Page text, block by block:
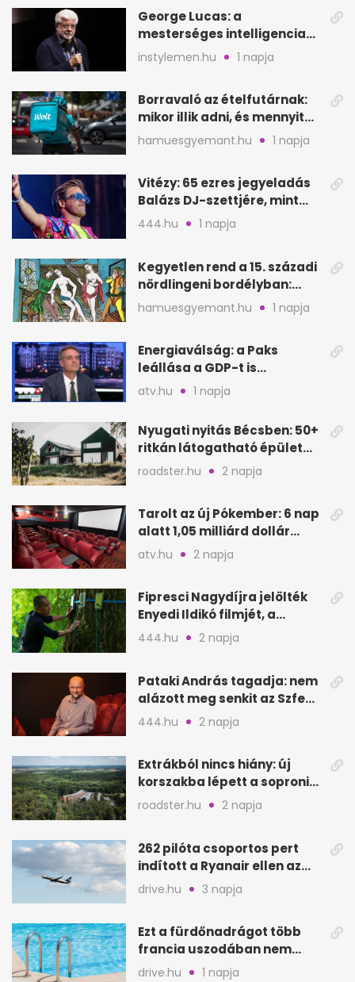
George Lucas: a
mesterséges intelligencia
lehet Hollywood következő
lépése
instylemen.hu 1 napja
Borravaló az ételfutárnak:
mikor illik adni, és mennyit
rendeléskor?
hamuesgyemant.hu 1 napja
Vitézy: 65 ezres jegyeladás
Balázs DJ-szettjére, mint
metró nélküli Puskás-meccs
444.hu 1 napja
Kegyetlen rend a 15. századi
nördlingeni bordélyban:
verés, éheztetés
hamuesgyemant.hu 1 napja
Energiaválság: a Paks
leállása a GDP-t is
megütheti, int az
Oeconomus
atv.hu 1 napja
Nyugati nyitás Bécsben: 50+
ritkán látogatható épület
nyílik meg
roadster.hu 2 napja
Tarolt az új Pókember: 6 nap
alatt 1,05 milliárd dollár
bevétel
atv.hu 2 napja
Fipresci Nagydíjra jelölték
Enyedi Ildikó filmjét, a
Csendes barátot
444.hu 2 napja
Pataki András tagadja: nem
alázott meg senkit az Szfe
felvételijén
444.hu 2 napja
Extrákból nincs hiány: új
korszakba lépett a soproni
Fagus Hotel
roadster.hu 2 napja
262 pilóta csoportos pert
indított a Ryanair ellen az
Egyesült Királyságban
drive.hu 3 napja
Ezt a fürdőnadrágot több
francia uszodában nem
fogadják el
drive.hu 1 napja